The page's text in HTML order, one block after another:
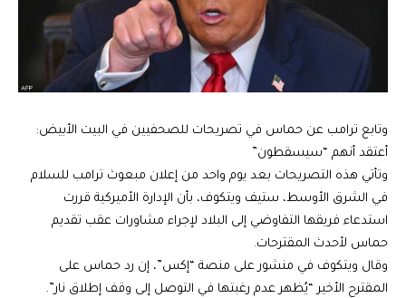
وتابع ترامب عن حماس في تصريحات للصحفيين في البيت الأبيض:
أعتقد أنهم “سيسقطون”
وتأتي هذه التصريحات بعد يوم واحد من إعلان مبعوث ترامب للسلام
في الشرق الأوسط، ستيف ويتكوف، بأن الإدارة الأميركية قررت
استدعاء فريقها التفاوضي إلى البلاد لإجراء مشاورات عقب تقديم
حماس لأحدث المقترحات.
وقال ويتكوف في منشور على منصة “إكس”، إن رد حماس على
المقترح الأخير “يُظهر عدم رغبتها في التوصل إلى وقف إطلاق نار”.